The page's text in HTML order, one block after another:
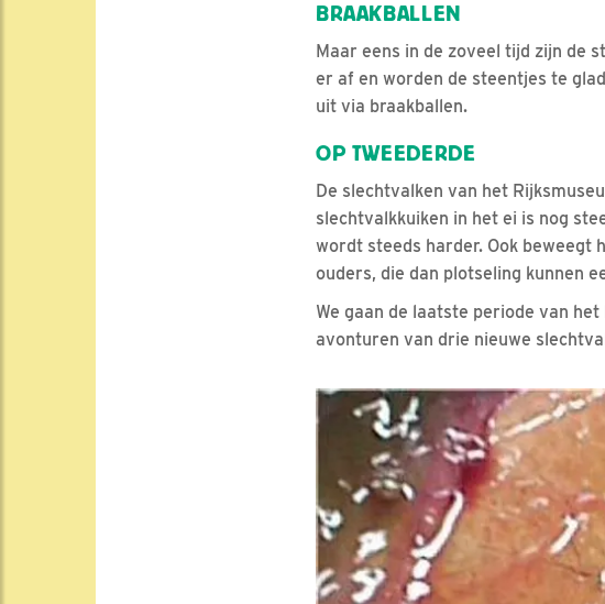
BRAAKBALLEN
Maar eens in de zoveel tijd zijn de
er af en worden de steentjes te
uit via braakballen.
OP TWEEDERDE
De slechtvalken van het
slechtvalkkuiken in het ei is nog
wordt steeds harder. Ook beweegt
ouders, die dan plotseling kunnen
We gaan de laatste periode van
avonturen van drie nieuwe